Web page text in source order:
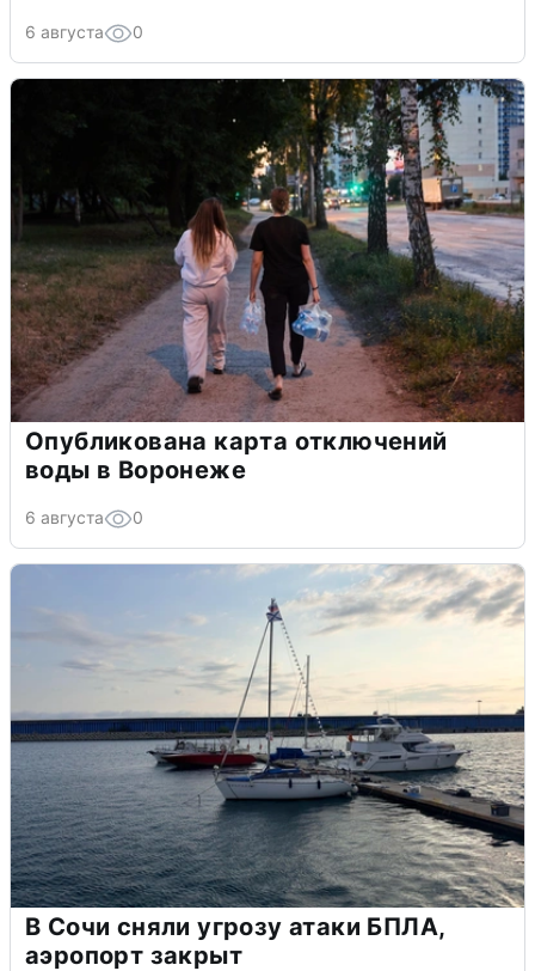
6 августа 0
Опубликована карта отключений
воды в Воронеже
6 августа 0
В Сочи сняли угрозу атаки БПЛА,
аэропорт закрыт